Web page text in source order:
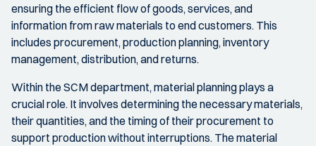
ensuring the efficient flow of goods, services, and
information from raw materials to end customers. This
includes procurement, production planning, inventory
management, distribution, and returns.
Within the SCM department, material planning plays a
crucial role. It involves determining the necessary materials,
their quantities, and the timing of their procurement to
support production without interruptions. The material